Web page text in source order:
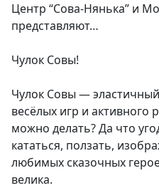
Центр “Сова-Нянька” и
представляют…
Чулок Совы!
Чулок Совы —
весёлых игр и активного
можно делать? Да что
кататься, ползать,
любимых сказочных
велика.